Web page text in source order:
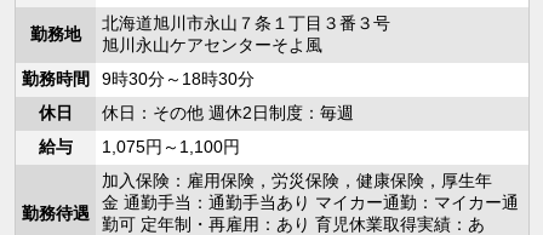
勤務地
北海道旭川市永山７条１丁目３番３号
旭川永山ケアセンターそよ風
勤務時間
9時30分～18時30分
休日
休日：その他 週休2日制度：毎週
給与
1,075円～1,100円
勤務待遇
加入保険：雇用保険，労災保険，健康保険，厚生年
金 通勤手当：通勤手当あり マイカー通勤：マイカー通
勤可 定年制・再雇用：あり 育児休業取得実績：あ